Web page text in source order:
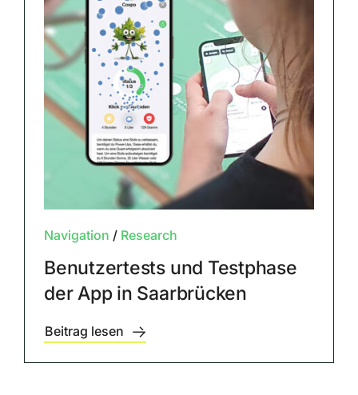
Navigation / Research
Benutzertests und Testphase
der App in Saarbrücken
Beitrag lesen